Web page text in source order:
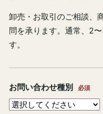
卸売・お取引のご相談、
問を承ります。通常、2
す。
お問い合わせ種別 必須
Webサイト